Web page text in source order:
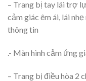
– Trang bị tay lái trợ
cảm giác êm ái, lái
thông tin
.- Màn hình cảm ứng
– Trang bị điều hòa 2